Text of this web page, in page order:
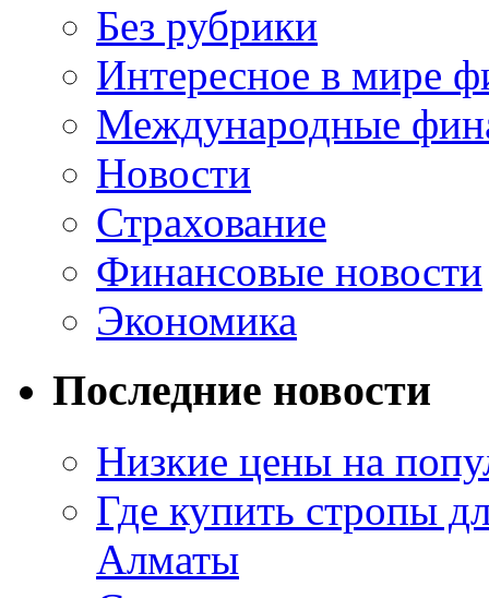
Без рубрики
Интересное в мире
Международные
Новости
Страхование
Финансовые новости
Экономика
Последние новости
Низкие цены на
Где купить стропы
Алматы